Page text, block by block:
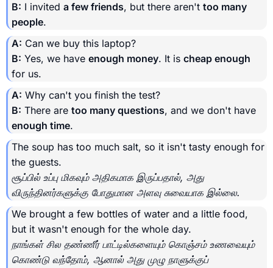
B: I invited a few friends, but there aren't too many
people.
A: Can we buy this laptop?
B: Yes, we have enough money. It is cheap enough
for us.
A: Why can't you finish the test?
B: There are too many questions, and we don't have
enough time.
The soup has too much salt, so it isn't tasty enough for
the guests.
சூப்பில் உப்பு மிகவும் அதிகமாக இருப்பதால், அது
விருந்தினர்களுக்கு போதுமான அளவு சுவையாக இல்லை.
We brought a few bottles of water and a little food,
but it wasn't enough for the whole day.
நாங்கள் சில தண்ணீர் பாட்டில்களையும் கொஞ்சம் உணவையும்
கொண்டு வந்தோம், ஆனால் அது முழு நாளுக்குப்